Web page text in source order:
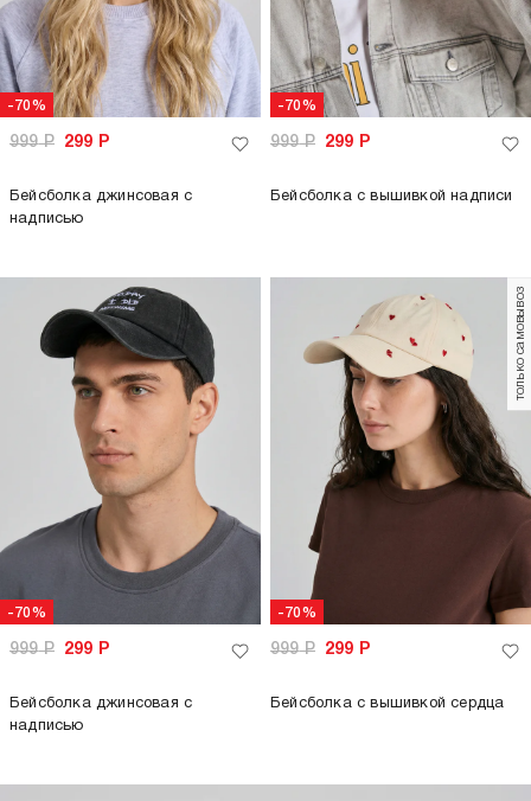
-70%
999Р 299 Р
Бейсболка джинсовая с
надписью
-70%
999Р 299 Р
Бейсболка с вышивкой надписи
-70%
999Р 299 Р
Бейсболка джинсовая с
надписью
-70%
только самовывоз
999Р 299 Р
Бейсболка с вышивкой сердца